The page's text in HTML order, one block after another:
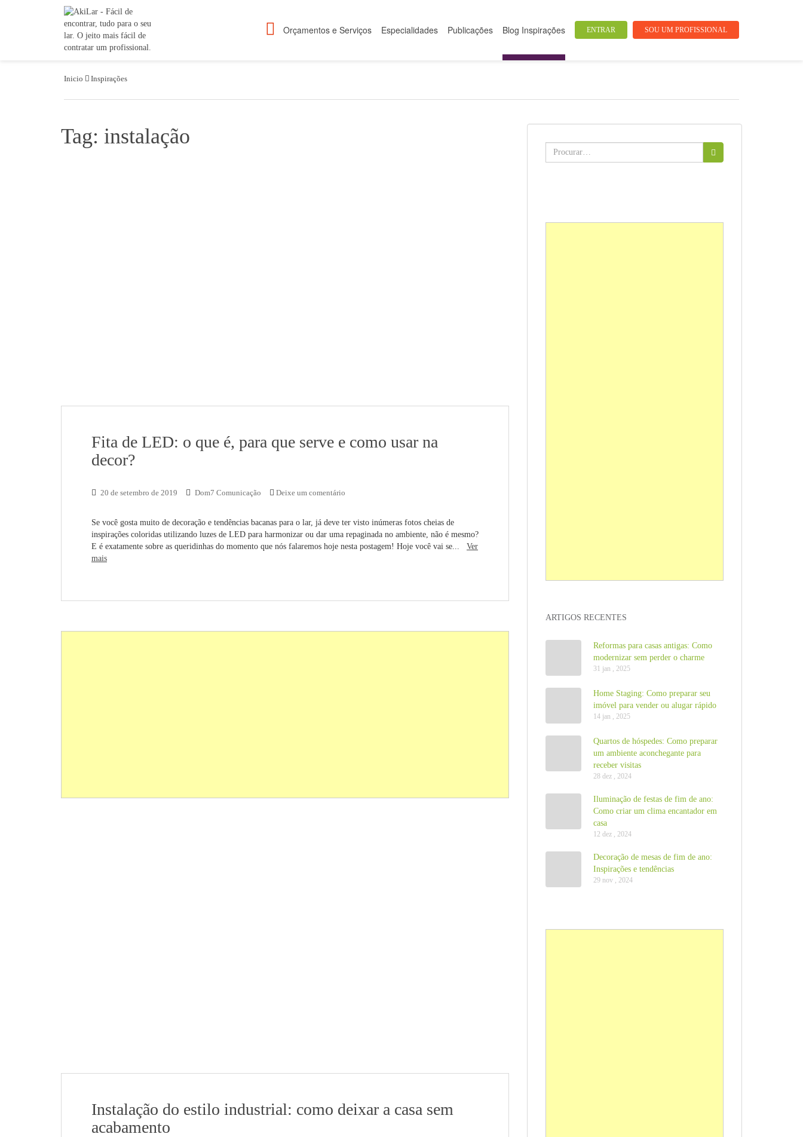
ENTRAR SOU UM PROFISSIONAL
Orçamentos e Serviços Especialidades Publicações Blog Inspirações
Inicio Inspirações
Tag: instalação
Fita de LED: o que é, para que serve e como usar na
decor?
20 de setembro de 2019 Dom7 Comunicação Deixe um comentário
Se você gosta muito de decoração e tendências bacanas para o lar, já deve ter visto inúmeras fotos cheias de
inspirações coloridas utilizando luzes de LED para harmonizar ou dar uma repaginada no ambiente, não é mesmo?
E é exatamente sobre as queridinhas do momento que nós falaremos hoje nesta postagem! Hoje você vai se... Ver
mais
Instalação do estilo industrial: como deixar a casa sem
acabamento
Buscar:
ARTIGOS RECENTES
Reformas para casas antigas: Como
modernizar sem perder o charme
31 jan , 2025
Home Staging: Como preparar seu
imóvel para vender ou alugar rápido
14 jan , 2025
Quartos de hóspedes: Como preparar
um ambiente aconchegante para
receber visitas
28 dez , 2024
Iluminação de festas de fim de ano:
Como criar um clima encantador em
casa
12 dez , 2024
Decoração de mesas de fim de ano:
Inspirações e tendências
29 nov , 2024